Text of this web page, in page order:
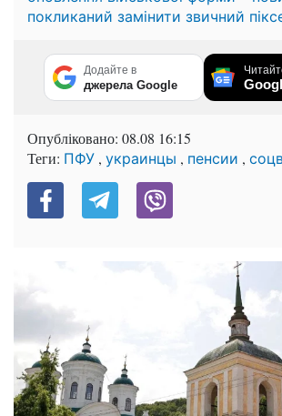
покликаний замінити звичний
Додайте в
джерела Google
Опубліковано: 08.08 16:15
Теги: ПФУ , украинцы , пенсии ,